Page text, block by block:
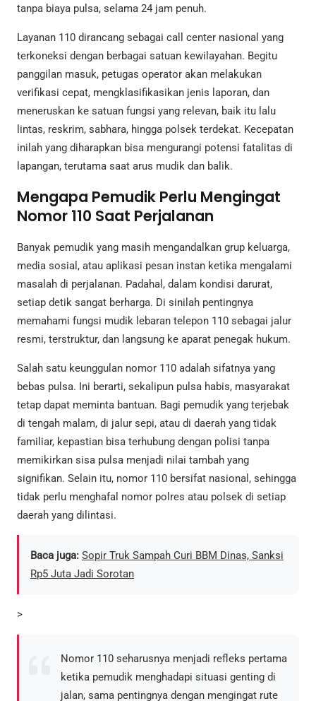
tanpa biaya pulsa, selama 24 jam penuh.
Layanan 110 dirancang sebagai call center nasional yang
terkoneksi dengan berbagai satuan kewilayahan. Begitu
panggilan masuk, petugas operator akan melakukan
verifikasi cepat, mengklasifikasikan jenis laporan, dan
meneruskan ke satuan fungsi yang relevan, baik itu lalu
lintas, reskrim, sabhara, hingga polsek terdekat. Kecepatan
inilah yang diharapkan bisa mengurangi potensi fatalitas di
lapangan, terutama saat arus mudik dan balik.
Mengapa Pemudik Perlu Mengingat
Nomor 110 Saat Perjalanan
Banyak pemudik yang masih mengandalkan grup keluarga,
media sosial, atau aplikasi pesan instan ketika mengalami
masalah di perjalanan. Padahal, dalam kondisi darurat,
setiap detik sangat berharga. Di sinilah pentingnya
memahami fungsi mudik lebaran telepon 110 sebagai jalur
resmi, terstruktur, dan langsung ke aparat penegak hukum.
Salah satu keunggulan nomor 110 adalah sifatnya yang
bebas pulsa. Ini berarti, sekalipun pulsa habis, masyarakat
tetap dapat meminta bantuan. Bagi pemudik yang terjebak
di tengah malam, di jalur sepi, atau di daerah yang tidak
familiar, kepastian bisa terhubung dengan polisi tanpa
memikirkan sisa pulsa menjadi nilai tambah yang
signifikan. Selain itu, nomor 110 bersifat nasional, sehingga
tidak perlu menghafal nomor polres atau polsek di setiap
daerah yang dilintasi.
Baca juga: Sopir Truk Sampah Curi BBM Dinas, Sanksi
Rp5 Juta Jadi Sorotan
>
Nomor 110 seharusnya menjadi refleks pertama
ketika pemudik menghadapi situasi genting di
jalan, sama pentingnya dengan mengingat rute